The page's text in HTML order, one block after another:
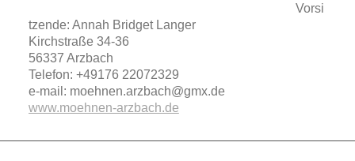
Vorsi
tzende: Annah Bridget Langer
Kirchstraße 34-36
56337 Arzbach
Telefon: +49176 22072329
e-mail: moehnen.arzbach@gmx.de
www.moehnen-arzbach.de